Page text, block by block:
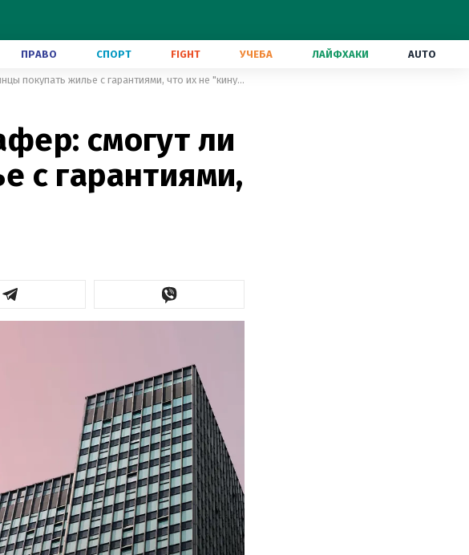
ПРАВО СПОРТ FIGHT УЧЕБА ЛАЙФХАКИ AUTO
Конец эпохи жилищных афер: смогут ли украинцы покупать жилье с гарантиями, что их не "кинут"
смогут ли
с гарантиями,